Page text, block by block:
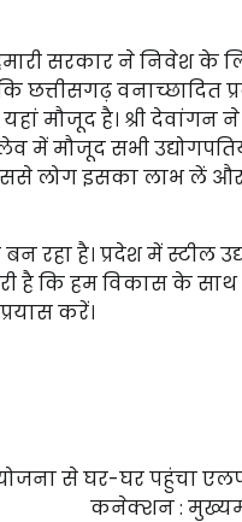
सरकार ने निवेश के
छत्तीसगढ़ वनाच्छादित
मौजूद है। श्री देवांगन
में मौजूद सभी
लोग इसका लाभ लें
रहा है। प्रदेश में स्टील
है कि हम विकास के साथ
करें।
योजना से घर-घर पहुंचा
कनेक्शन :